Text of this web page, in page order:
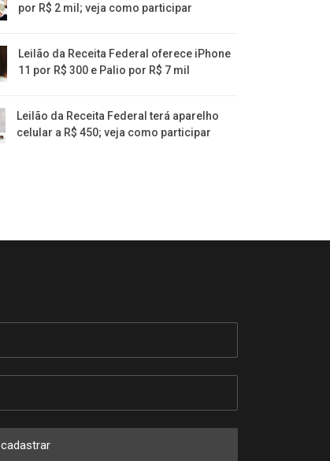
por R$ 2 mil; veja como participar
Leilão da Receita Federal oferece iPhone
11 por R$ 300 e Palio por R$ 7 mil
Leilão da Receita Federal terá aparelho
celular a R$ 450; veja como participar
cadastrar